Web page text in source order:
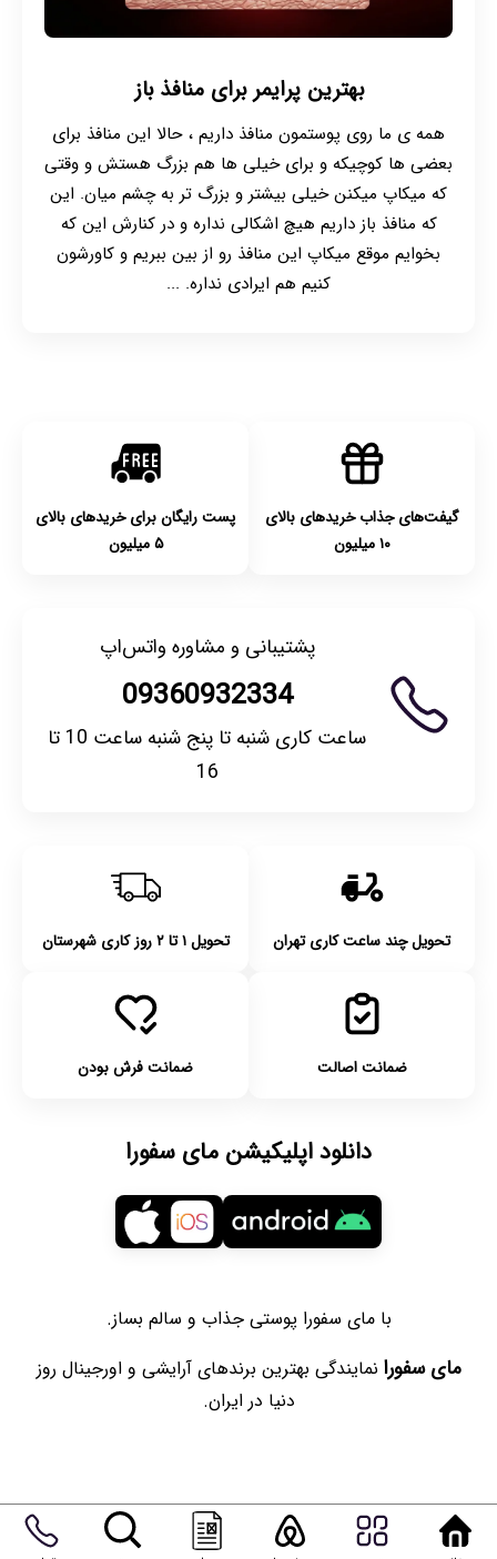
بهترین پرایمر برای منافذ باز
همه ی ما روی پوستمون منافذ داریم ، حالا این منافذ برای
بعضی ها کوچیکه و برای خیلی ها هم بزرگ هستش و وقتی
که میکاپ میکنن خیلی بیشتر و بزرگ تر به چشم میان. این
که منافذ باز داریم هیچ اشکالی نداره و در کنارش این که
بخوایم موقع میکاپ این منافذ رو از بین ببریم و کاورشون
کنیم هم ایرادی نداره. ...
گیفت‌های جذاب خریدهای بالای
۱۰ میلیون
پست رایگان برای خریدهای بالای
۵ میلیون
پشتیبانی و مشاوره واتس‌اپ
09360932334
ساعت کاری شنبه تا پنج شنبه ساعت 10 تا
16
تحویل چند ساعت کاری تهران تحویل ۱ تا ۲ روز کاری شهرستان
ضمانت اصالت ضمانت فرش بودن
دانلود اپلیکیشن مای سفورا
با مای سفورا پوستی جذاب و سالم بساز.
مای سفورا نمایندگی بهترین برندهای آرایشی و اورجینال روز
دنیا در ایران.